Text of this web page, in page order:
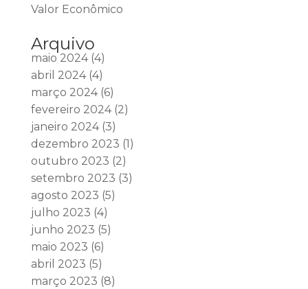
Valor Econômico
Arquivo
maio 2024(4)
abril 2024(4)
março 2024(6)
fevereiro 2024(2)
janeiro 2024(3)
dezembro 2023 (1)
outubro 2023 (2)
setembro 2023 (3)
agosto 2023 (5)
julho 2023 (4)
junho 2023 (5)
maio 2023 (6)
abril 2023 (5)
março 2023 (8)